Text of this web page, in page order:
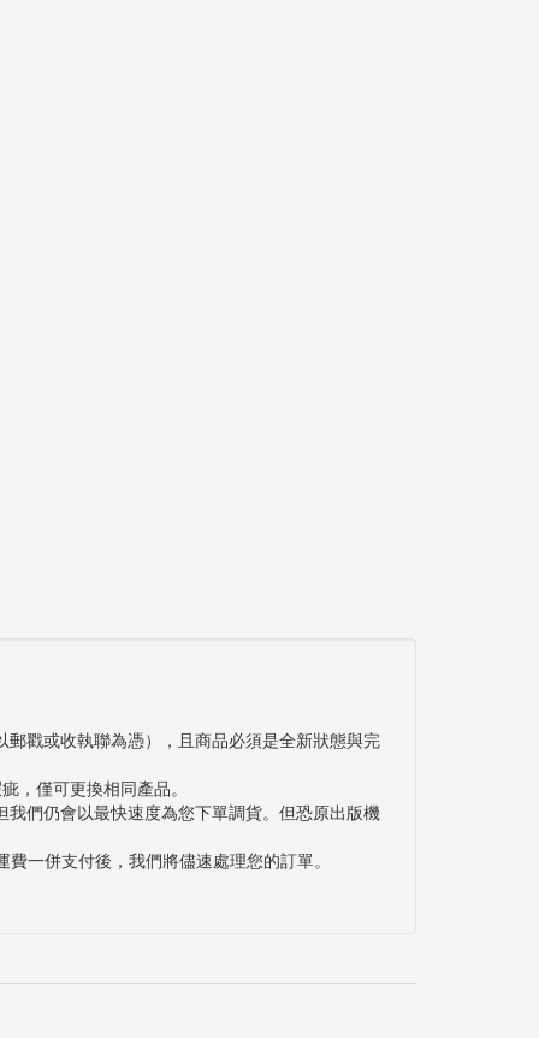
戳或收執聯為憑），且商品必須是全新狀態與完
，僅可更換相同產品。
們仍會以最快速度為您下單調貨。但恐原出版機
一併支付後，我們將儘速處理您的訂單。